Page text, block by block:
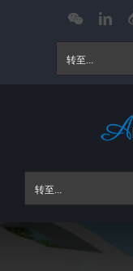
WeChat
转至...
转至...